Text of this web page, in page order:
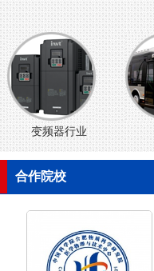
变频器行业
合作院校